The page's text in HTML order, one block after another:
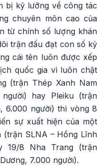
bị kỹ lưỡng về công tác
chuyên môn cao của
từ chính số lượng khán
trận đấu đạt con số kỷ
cái tên luôn được xếp
quốc gia vì luôn chật
(trận Thép Xanh Nam
hay Pleiku (trận
6.000 người) thì vòng 8
sự xuất hiện của một
(trận SLNA – Hồng Lĩnh
19/8 Nha Trang (trận
7.000 người).